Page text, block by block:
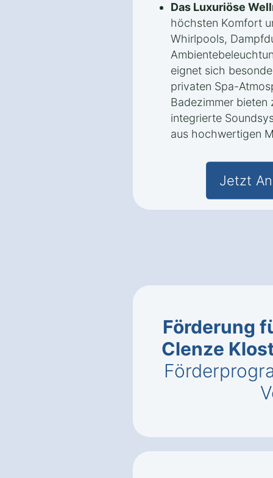
Das Luxuriöse
höchsten Komfort
Whirlpools,
eignet sich
privaten Spa-
Badezimmer bieten
integrierte
aus hochwertigen
Jetzt
Förderung
Clenze